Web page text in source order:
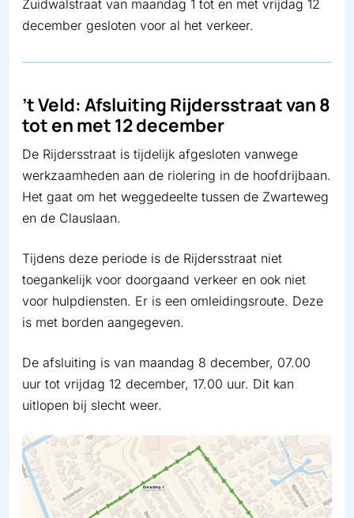
Zuidwalstraat van maandag 1 tot en met vrijdag 12
december gesloten voor al het verkeer.
’t Veld: Afsluiting Rijdersstraat van 8
tot en met 12 december
De Rijdersstraat is tijdelijk afgesloten vanwege
werkzaamheden aan de riolering in de hoofdrijbaan.
Het gaat om het weggedeelte tussen de Zwarteweg
en de Clauslaan.
Tijdens deze periode is de Rijdersstraat niet
toegankelijk voor doorgaand verkeer en ook niet
voor hulpdiensten. Er is een omleidingsroute. Deze
is met borden aangegeven.
De afsluiting is van maandag 8 december, 07.00
uur tot vrijdag 12 december, 17.00 uur. Dit kan
uitlopen bij slecht weer.